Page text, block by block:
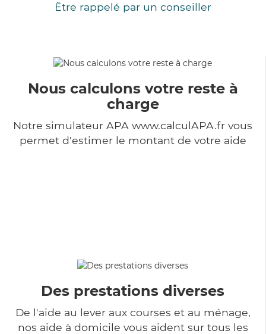
Être rappelé par un conseiller
Nous calculons votre reste à
charge
Notre simulateur APA www.calculAPA.fr vous
permet d'estimer le montant de votre aide
Des prestations diverses
De l'aide au lever aux courses et au ménage,
nos aide à domicile vous aident sur tous les